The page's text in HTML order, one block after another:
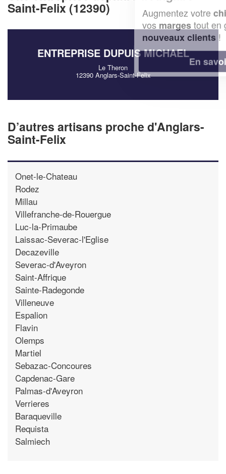
Saint-Felix (12390)
ENTREPRISE DUPUIS MICHAEL
Le Theron
12390 Anglars-Saint-Felix
D’autres artisans proche d'Anglars-
Saint-Felix
Onet-le-Chateau
Rodez
Millau
Villefranche-de-Rouergue
Luc-la-Primaube
Laissac-Severac-l'Eglise
Decazeville
Severac-d'Aveyron
Saint-Affrique
Sainte-Radegonde
Villeneuve
Espalion
Flavin
Olemps
Martiel
Sebazac-Concoures
Capdenac-Gare
Palmas-d'Aveyron
Verrieres
Baraqueville
Requista
Salmiech
Augmentez votre chiffre d'affaireset
tout en gagnant de
En savoir plus